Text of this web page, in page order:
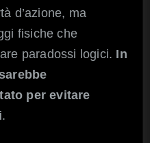
d’azione, ma
fisiche che
paradossi logici. In
per evitare
.